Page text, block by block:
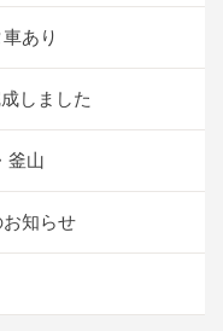
あり
しました
釜山
知らせ